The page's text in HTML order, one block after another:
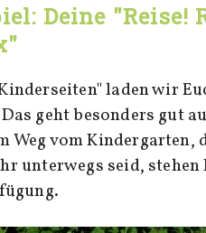
Deine "Reise!
laden wir
geht besonders gut
Weg vom Kindergarten,
unterwegs seid,